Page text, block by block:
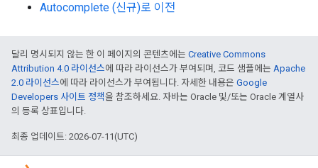
Autocomplete (신규)로 이전
달리 명시되지 않는 한 이 페이지의 콘텐츠에는 Creative Commons
Attribution 4.0 라이선스에 따라 라이선스가 부여되며, 코드 샘플에는 Apache
2.0 라이선스에 따라 라이선스가 부여됩니다. 자세한 내용은 Google
Developers 사이트 정책을 참조하세요. 자바는 Oracle 및/또는 Oracle 계열사
의 등록 상표입니다.
최종 업데이트: 2026-07-11(UTC)